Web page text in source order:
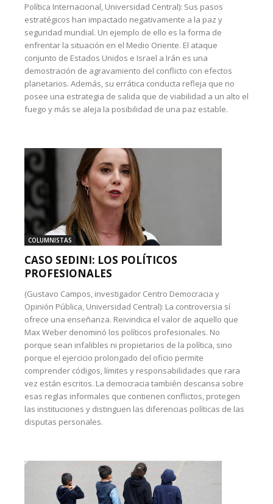
Política Internacional, Universidad Central): Sus pasos
estratégicos han impactado negativamente a la paz y
seguridad mundial. Un ejemplo de ello es la forma de
enfrentar la situación en el Medio Oriente. El ataque
conjunto de Estados Unidos e Israel a Irán es una
demostración de agravamiento del conflicto con efectos
planetarios. Además, su errática conducta refleja que no
posee una estrategia de salida que de viabilidad a un alto el
fuego y más se aleja la posibilidad de una paz estable.
COLUMNISTAS
CASO SEDINI: LOS POLÍTICOS
PROFESIONALES
(Gustavo Campos, investigador Centro Democracia y
Opinión Pública, Universidad Central): La controversia sí
ofrece una enseñanza. Reivindica el valor de aquello que
Max Weber denominó los políticos profesionales. No
porque sean infalibles ni propietarios de la política, sino
porque el ejercicio prolongado del oficio permite
comprender códigos, límites y responsabilidades que rara
vez están escritos. La democracia también descansa sobre
esas reglas informales que contienen conflictos, protegen
las instituciones y distinguen las diferencias políticas de las
disputas personales.